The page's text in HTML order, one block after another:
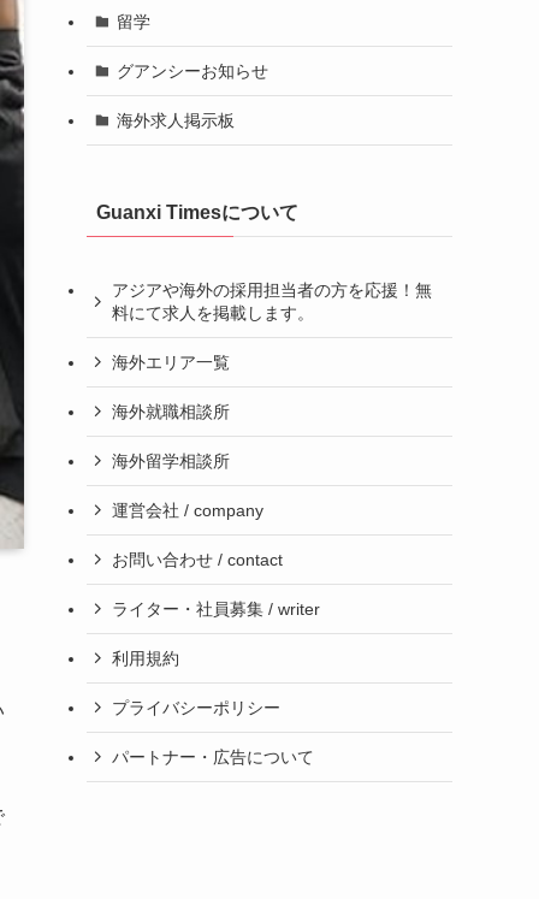
留学
グアンシーお知らせ
海外求人掲示板
Guanxi Timesについて
アジアや海外の採用担当者の方を応援！無
料にて求人を掲載します。
海外エリア一覧
海外就職相談所
海外留学相談所
運営会社 / company
お問い合わせ / contact
ライター・社員募集 / writer
利用規約
プライバシーポリシー
パートナー・広告について